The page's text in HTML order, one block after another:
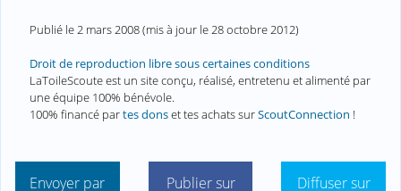
Publié le2 mars 2008(mis à jour le28 octobre 2012)
Droit de reproduction libre sous certaines conditions
LaToileScoute est un site conçu, réalisé, entretenu et alimenté par
une équipe 100% bénévole.
100% financé partes donset tes achats surScoutConnection !
Envoyer par
Publier sur
Diffuser sur